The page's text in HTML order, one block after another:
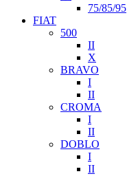
75/85/95
FIAT
500
II
X
BRAVO
I
II
CROMA
I
II
DOBLO
I
II